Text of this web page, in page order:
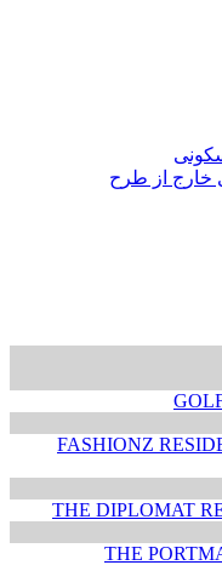
خارج از طرح
FASHIONZ
THE DIPLOMAT
THE